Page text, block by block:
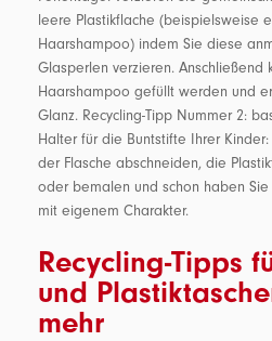
leere Plastikflache (beispielsweise
Haarshampoo) indem Sie diese
Glasperlen verzieren. Anschließend
Haarshampoo gefüllt werden und
Glanz. Recycling-Tipp Nummer 2:
Halter für die Buntstifte Ihrer
der Flasche abschneiden, die
oder bemalen und schon haben
mit eigenem Charakter.
Recycling-Tipps
und
mehr